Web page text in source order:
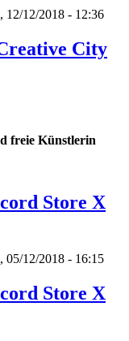
12/12/2018 - 12:36
City
freie Künstlerin
Store X
05/12/2018 - 16:15
Store X